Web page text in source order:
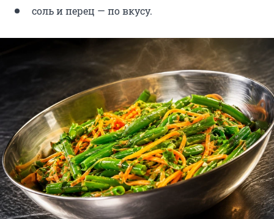
соль и перец — по вкусу.